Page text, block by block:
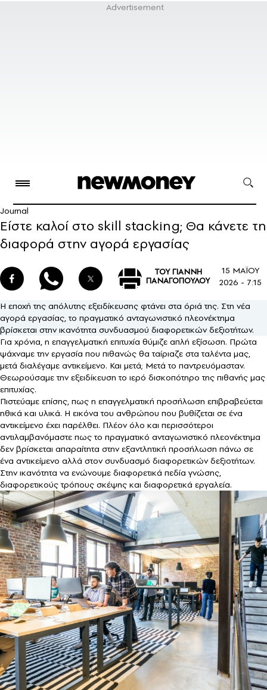
Journal
Είστε καλοί στο skill stacking; Θα κάνετε τη
διαφορά στην αγορά εργασίας
ΤΟΥ ΓΙΑΝΝΗ
ΠΑΝΑΓΟΠΟΥΛΟΥ
15 ΜΑΪΟΥ
2026 - 7:15
Η εποχή της απόλυτης εξειδίκευσης φτάνει στα όριά της. Στη νέα
αγορά εργασίας, το πραγματικό ανταγωνιστικό πλεονέκτημα
βρίσκεται στην ικανότητα συνδυασμού διαφορετικών δεξιοτήτων.
Για χρόνια, η επαγγελματική επιτυχία θύμιζε απλή εξίσωση. Πρώτα
ψάχναμε την εργασία που πιθανώς θα ταίριαζε στα ταλέντα μας,
μετά διαλέγαμε αντικείμενο. Και μετά; Μετά το παντρευόμασταν.
Θεωρούσαμε την εξειδίκευση το ιερό δισκοπότηρο της πιθανής μας
επιτυχίας.
Πιστεύαμε επίσης, πως η επαγγελματική προσήλωση επιβραβεύεται
ηθικά και υλικά. Η εικόνα του ανθρώπου που βυθίζεται σε ένα
αντικείμενο έχει παρέλθει. Πλέον όλο και περισσότεροι
αντιλαμβανόμαστε πως το πραγματικό ανταγωνιστικό πλεονέκτημα
δεν βρίσκεται απαραίτητα στην εξαντλητική προσήλωση πάνω σε
ένα αντικείμενο αλλά στον συνδυασμό διαφορετικών δεξιοτήτων.
Στην ικανότητα να ενώνουμε διαφορετικά πεδία γνώσης,
διαφορετικούς τρόπους σκέψης και διαφορετικά εργαλεία.